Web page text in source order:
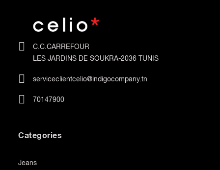
C.C.CARREFOUR
LES JARDINS DE SOUKRA-2036 TUNIS
serviceclientcelio@indigocompany.tn
70147900
Categories
Jeans